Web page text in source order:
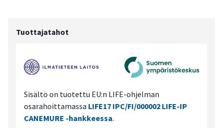
Tuottajatahot
Sisältö on tuotettu EU:n LIFE-ohjelman
osarahoittamassa LIFE17 IPC/FI/000002 LIFE-IP
CANEMURE -hankkeessa.